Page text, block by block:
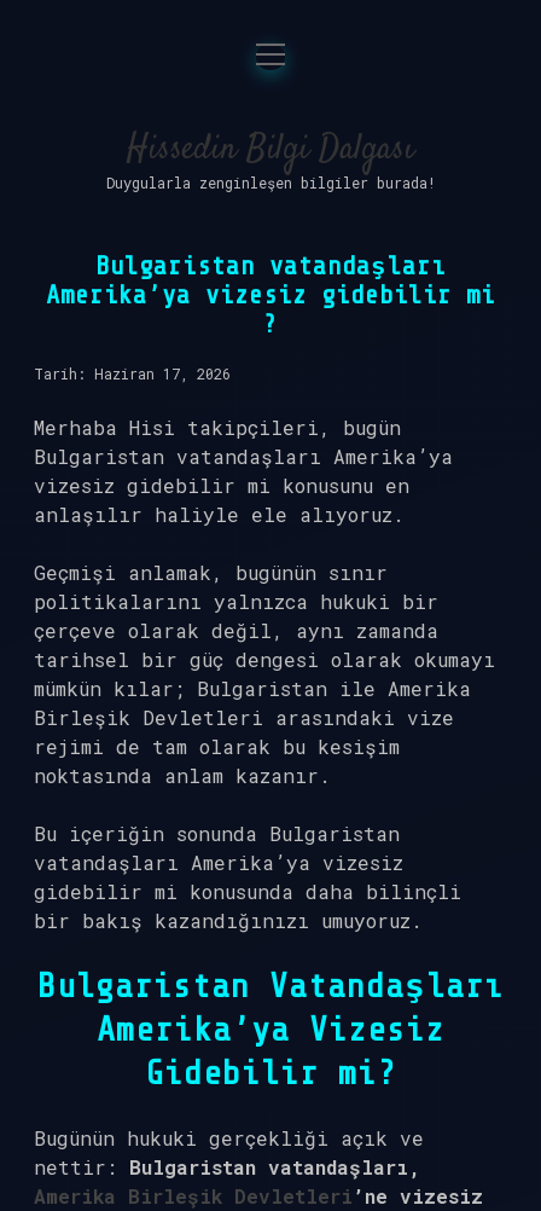
Anasayfa
Gizlilik Politikası
Yasal Uyarı
menüyü
aç
Hissedin Bilgi Dalgası
Duygularla zenginleşen bilgiler burada!
Bulgaristan vatandaşları
Amerika’ya vizesiz gidebilir mi
?
Tarih: Haziran 17, 2026
Merhaba Hisi takipçileri, bugün
Bulgaristan vatandaşları Amerika’ya
vizesiz gidebilir mi konusunu en
anlaşılır haliyle ele alıyoruz.
Geçmişi anlamak, bugünün sınır
politikalarını yalnızca hukuki bir
çerçeve olarak değil, aynı zamanda
tarihsel bir güç dengesi olarak okumayı
mümkün kılar; Bulgaristan ile Amerika
Birleşik Devletleri arasındaki vize
rejimi de tam olarak bu kesişim
noktasında anlam kazanır.
Bu içeriğin sonunda Bulgaristan
vatandaşları Amerika’ya vizesiz
gidebilir mi konusunda daha bilinçli
bir bakış kazandığınızı umuyoruz.
Bulgaristan Vatandaşları
Amerika’ya Vizesiz
Gidebilir mi?
Bugünün hukuki gerçekliği açık ve
nettir: Bulgaristan vatandaşları,
Amerika Birleşik Devletleri’ne vizesiz